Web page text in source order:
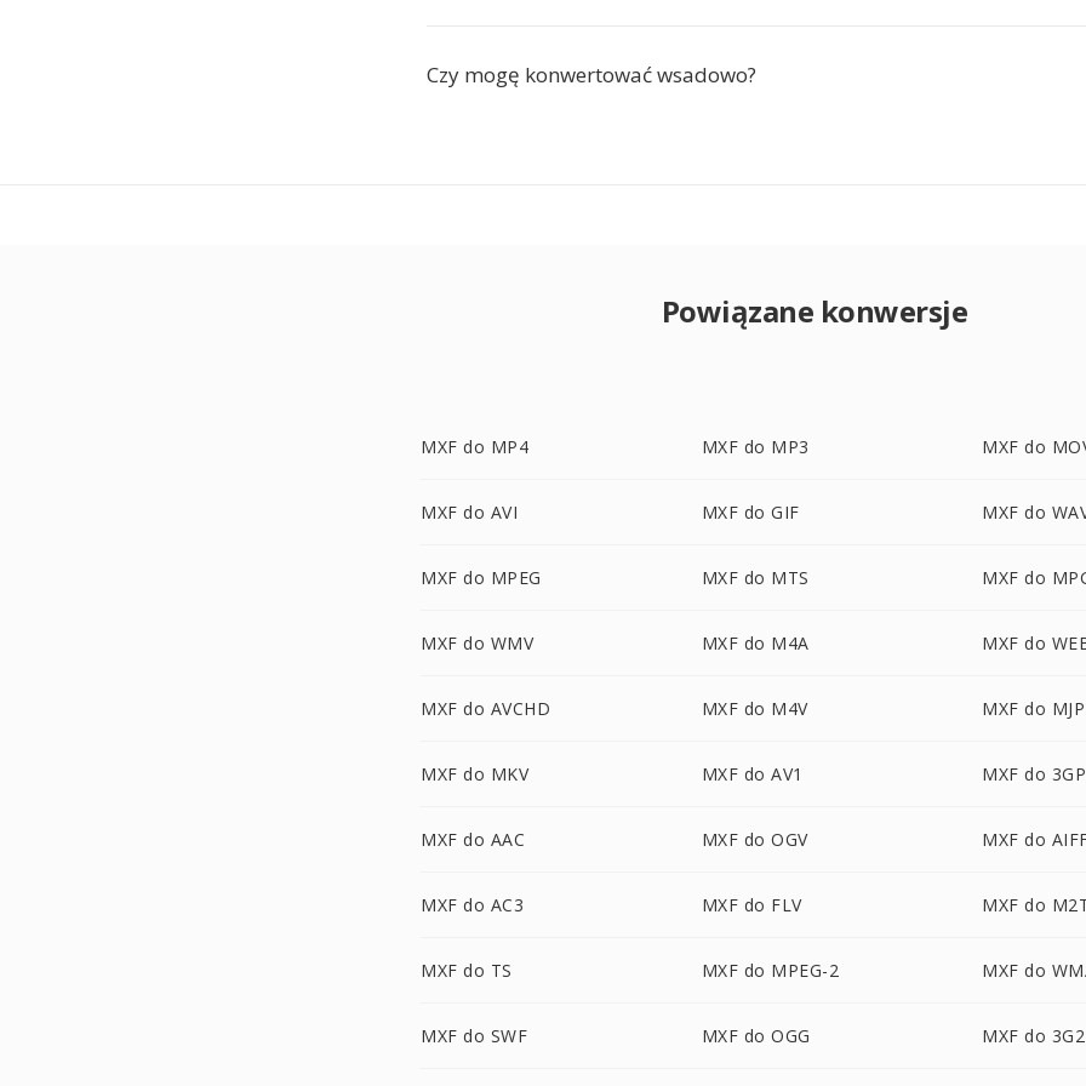
Czy mogę konwertować wsadowo?
Powiązane konwersje
MXF do MP4 MXF do MP3 MXF do
MXF do AVI MXF do GIF MXF do
MXF do MPEG MXF do MTS MXF do
MXF do WMV MXF do M4A MXF do
MXF do AVCHD MXF do M4V MXF do
MXF do MKV MXF do AV1 MXF do 3GP
MXF do AAC MXF do OGV MXF do
MXF do AC3 MXF do FLV MXF do
MXF do TS MXF do MPEG-2 MXF do
MXF do SWF MXF do OGG MXF do 3G2